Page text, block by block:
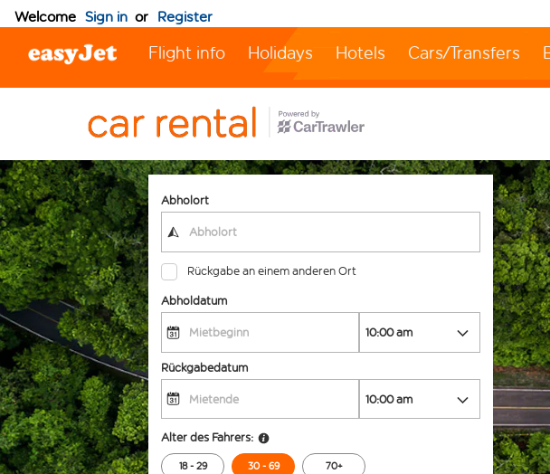
Welcome Sign in or Register
Flight info Holidays Hotels Cars/Transfers
Abholort
Rückgabe an einem anderen Ort
Abholdatum
Rückgabedatum
Alter des Fahrers:
18 - 29 30 - 69 70+